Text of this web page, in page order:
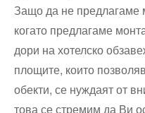
Защо да не
когато предлагаме
дори на хотелско
площите, които
обекти, се нуждаят от
това се стремим да Ви